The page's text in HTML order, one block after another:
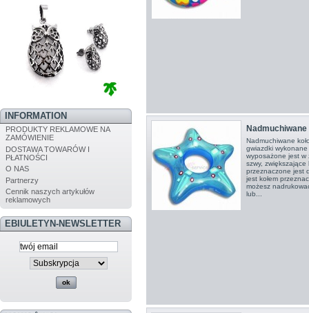
INFORMATION
PRODUKTY REKLAMOWE NA
ZAMÓWIENIE
DOSTAWA TOWARÓW I
PŁATNOŚCI
O NAS
Partnerzy
Cennik naszych artykułów
reklamowych
EBIULETYN-NEWSLETTER
Nadmuchiwane
Nadmuchiwane
gwiazdki wykonane
wyposażone jest w
szwy, zwiększające
przeznaczone jest
jest kołem
możesz
lub...